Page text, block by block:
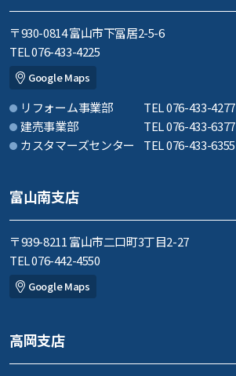
〒930-0814 富山市下冨居2-5-6
TEL 076-433-4225
Google Maps
リフォーム事業部
TEL 076-433-4277
建売事業部
TEL 076-433-6377
カスタマーズセンター
TEL 076-433-6355
富山南支店
〒939-8211 富山市二口町3丁目2-27
TEL 076-442-4550
Google Maps
高岡支店